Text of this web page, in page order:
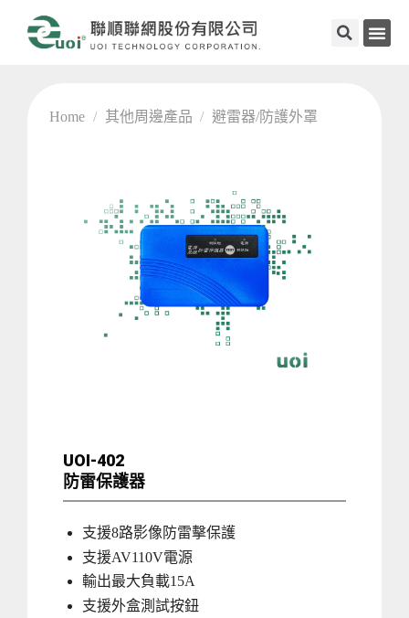
Home / 其他周邊產品 / 避雷器/防護外罩
UOI-402
防雷保護器
支援8路影像防雷擊保護
支援AV110V電源
輸出最大負載15A
支援外盒測試按鈕